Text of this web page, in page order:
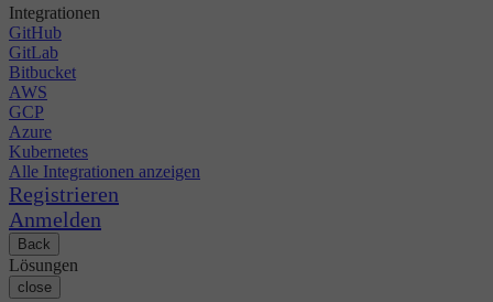
Integrationen
GitHub
GitLab
Bitbucket
AWS
GCP
Azure
Kubernetes
Alle Integrationen anzeigen
Registrieren
Anmelden
Back
Lösungen
close